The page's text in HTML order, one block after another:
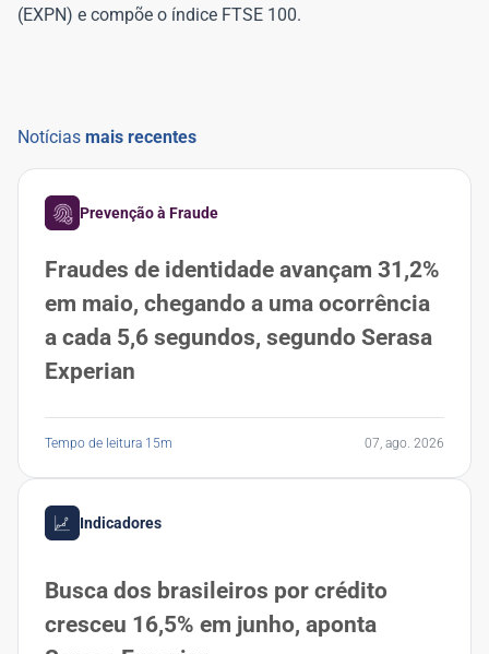
(EXPN) e compõe o índice FTSE 100.
Notícias mais recentes
Prevenção à Fraude
Fraudes de identidade avançam 31,2%
em maio, chegando a uma ocorrência
a cada 5,6 segundos, segundo Serasa
Experian
Tempo de leitura 15m 07, ago. 2026
Indicadores
Busca dos brasileiros por crédito
cresceu 16,5% em junho, aponta